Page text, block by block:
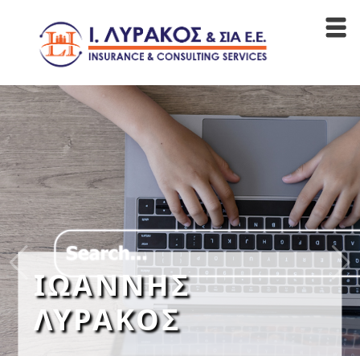
ΙΩΑΝΝΗΣ
ΛΥΡΑΚΟΣ